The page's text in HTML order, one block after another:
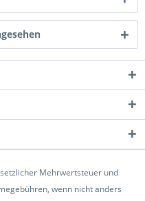
Mehrwertsteuer und
wenn nicht anders